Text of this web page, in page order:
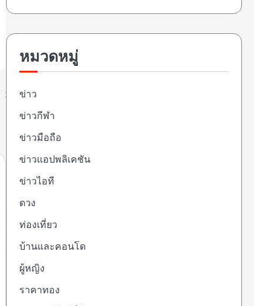
หมวดหมู่
ข่าว
ข่าวกีฬา
ข่าวมือถือ
ข่าวแอปพลิเคชัน
ข่าวไอที
ดวง
ท่องเที่ยว
บ้านและคอนโด
ผู้หญิง
ราคาทอง